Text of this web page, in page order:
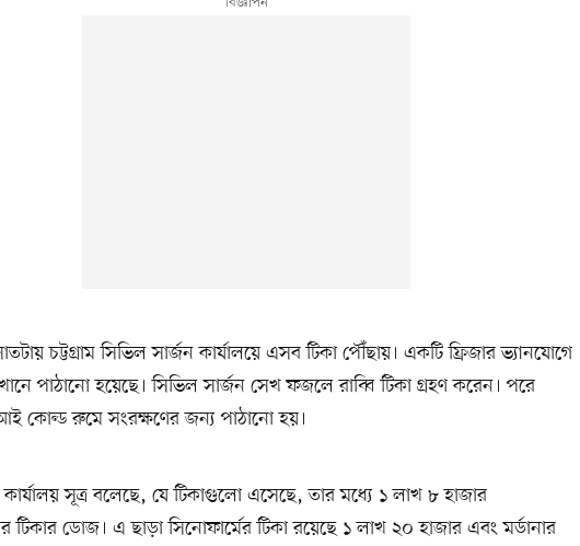
চট্টগ্রাম সিভিল সার্জন কার্যালয়ে এসব টিকা পৌঁছায়। একটি ফ্রিজার ভ্যানযোগে
পাঠানো হয়েছে। সিভিল সার্জন সেখ ফজলে রাব্বি টিকা গ্রহণ করেন। পরে
কোল্ড রুমে সংরক্ষণের জন্য পাঠানো হয়।
সূত্র বলেছে, যে টিকাগুলো এসেছে, তার মধ্যে ১ লাখ ৮ হাজার
টিকার ডোজ। এ ছাড়া সিনোফার্মের টিকা রয়েছে ১ লাখ ২০ হাজার এবং মর্ডানার